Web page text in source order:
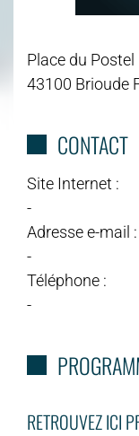
Place du Postel
43100 Brioude
CONTACT
Site Internet :
-
Adresse e-mail :
-
Téléphone :
-
RETROUVEZ ICI